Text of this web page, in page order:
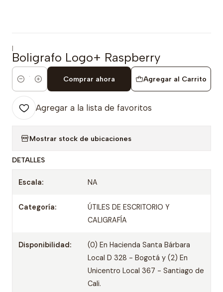
|
Boligrafo Logo+ Raspberry
Cantidad
Agregar al Carrito
Comprar ahora
Agregar a la lista de favoritos
Mostrar stock de ubicaciones
DETALLES
Escala: NA
Categoría:
ÚTILES DE ESCRITORIO Y
CALIGRAFÍA
Disponibilidad:
(0) En Hacienda Santa Bárbara
Local D 328 - Bogotá y (2) En
Unicentro Local 367 - Santiago de
Cali.